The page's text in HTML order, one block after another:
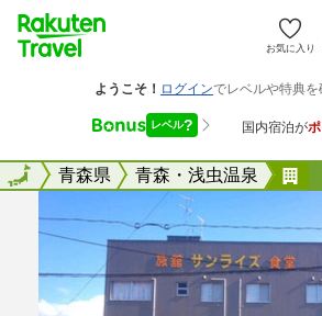
お気に入り
全国青森県 青森・浅虫温泉
全国